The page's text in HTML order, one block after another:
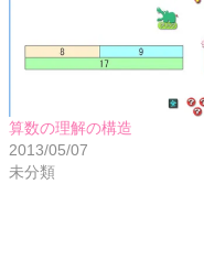
算数の理解の構造
2013/05/07
未分類